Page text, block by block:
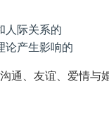
人际关系的
论产生影响的
通、友谊、爱情与